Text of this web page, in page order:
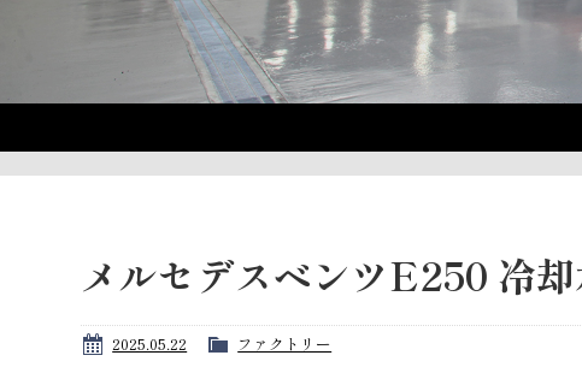
メルセデスベンツE250 冷
2025.05.22 ファクトリー